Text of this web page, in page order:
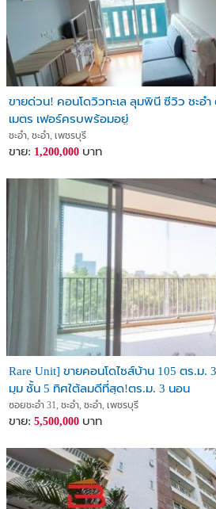
ขายด่วน! คอนโดวิวทะเล ลุมพินี ซีวิว ชะอำ
เมตร เฟอร์ครบพร้อมอยู่
ชะอำ, ชะอำ, เพชรบุรี
ขาย: 1,200,000 บาท
Rare Unit] ขายคอนโดไซส์บ้าน 105 ตร.ม.
มุม ชั้น 5 ทิศใต้ลมดีที่สุด!ตร.ม. 3 นอน
ซอยชะอำ 31, ชะอำ, ชะอำ, เพชรบุรี
ขาย: 5,500,000 บาท